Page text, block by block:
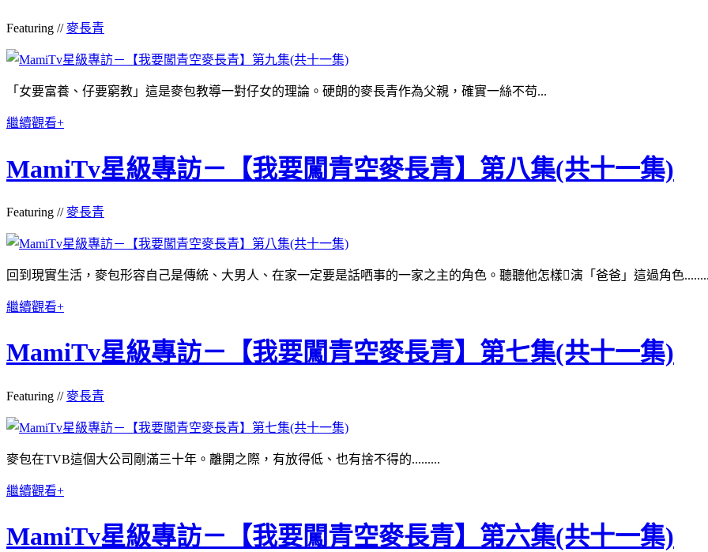
Featuring //麥長青
「女要富養、仔要窮教」這是麥包教導一對仔女的理論。硬朗的麥長青作為父親，確實一絲不苟...
繼續觀看+
MamiTv星級專訪－【我要闖青空麥長青】第八集(共十一集)
Featuring //麥長青
回到現實生活，麥包形容自己是傳統、大男人、在家一定要是話哂事的一家之主的角色。聽聽他怎樣演「爸爸」這過角色
繼續觀看+
MamiTv星級專訪－【我要闖青空麥長青】第七集(共十一集)
Featuring //麥長青
麥包在TVB這個大公司剛滿三十年。離開之際，有放得低、也有捨不得的.........
繼續觀看+
MamiTv星級專訪－【我要闖青空麥長青】第六集(共十一集)